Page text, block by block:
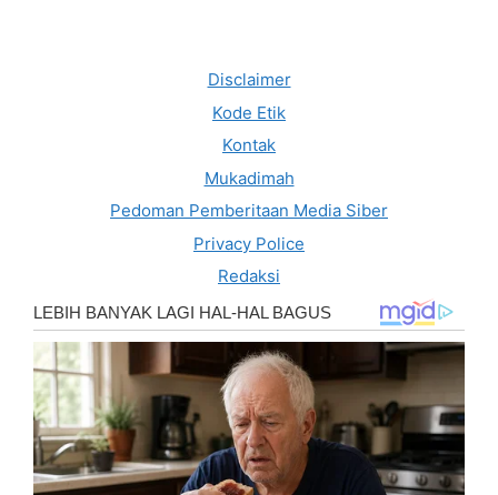
Disclaimer
Kode Etik
Kontak
Mukadimah
Pedoman Pemberitaan Media Siber
Privacy Police
Redaksi